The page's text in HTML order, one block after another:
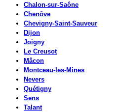
Chalon-sur-Saône
Chenôve
Chevigny-Saint-Sauveur
Dijon
Joigny
Le Creusot
Mâcon
Montceau-les-Mines
Nevers
Quétigny
Sens
Talant